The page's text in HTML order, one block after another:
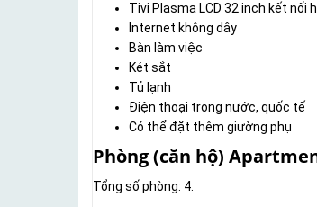
Tivi Plasma LCD 32 inch kết nối
Internet không dây
Bàn làm việc
Két sắt
Tủ lạnh
Điện thoại trong nước, quốc tế
Có thể đặt thêm giường phụ
Phòng (căn hộ)
Tổng số phòng: 4.